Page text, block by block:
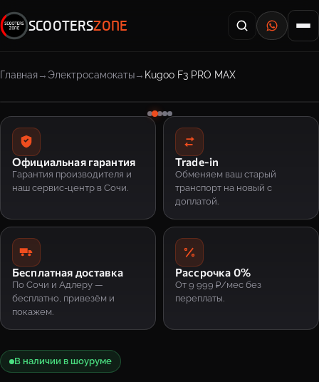
SCOOTERSZONE
Главная Электросамокаты Kugoo F3 PRO MAX
Официальная гарантия
Гарантия производителя и
наш сервис-центр в Сочи.
Trade-in
Обменяем ваш старый
транспорт на новый с
доплатой.
Бесплатная доставка
По Сочи и Адлеру —
бесплатно, привезём и
покажем.
Рассрочка 0%
От 9 999 ₽/мес без
переплаты.
В наличии в шоуруме